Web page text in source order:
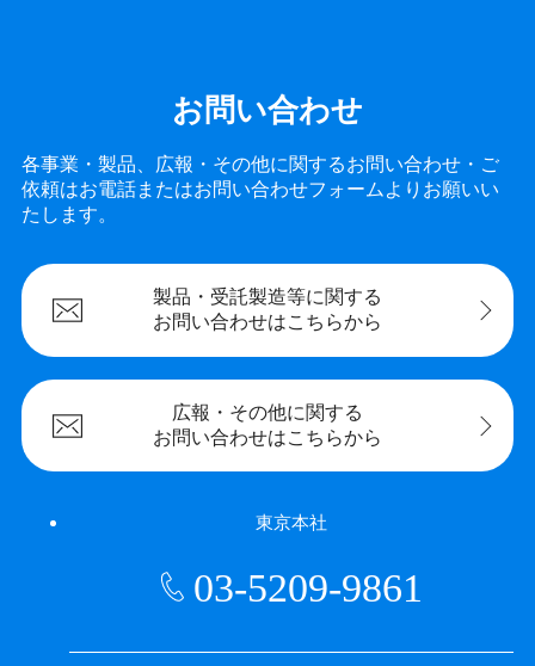
お問い合わせ
各事業・製品、広報・その他に関するお問い合わせ・ご
依頼はお電話またはお問い合わせフォームよりお願いい
たします。
製品・受託製造等に関する
お問い合わせはこちらから
広報・その他に関する
お問い合わせはこちらから
東京本社
03-5209-9861